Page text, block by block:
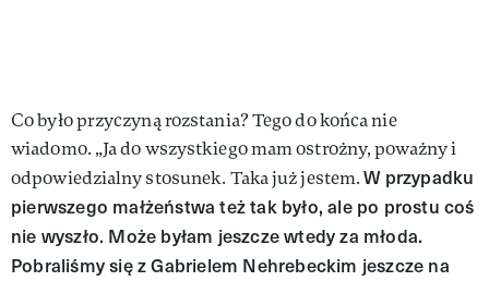
Co było przyczyną rozstania? Tego do końca nie
wiadomo. „Ja do wszystkiego mam ostrożny, poważny i
odpowiedzialny stosunek. Taka już jestem.W przypadku
pierwszego małżeństwa też tak było, ale po prostu coś
nie wyszło. Może byłam jeszcze wtedy za młoda.
Pobraliśmy się z Gabrielem Nehrebeckim jeszcze na